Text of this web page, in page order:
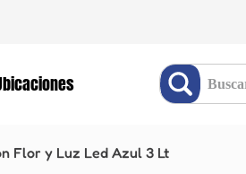
Buscar
Flor y Luz Led Azul 3 Lt